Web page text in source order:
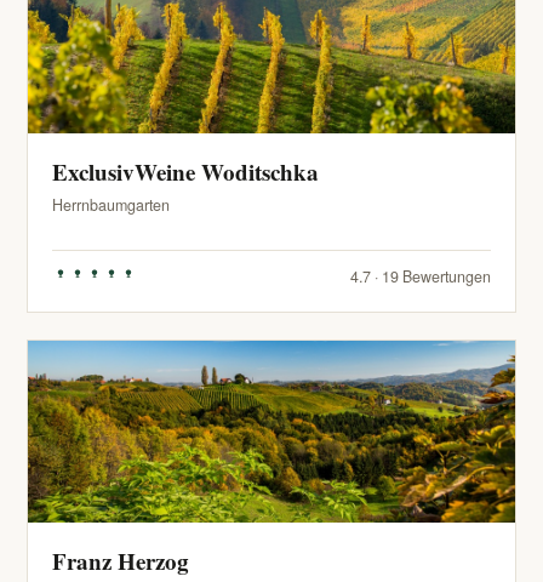
ExclusivWeine Woditschka
Herrnbaumgarten
4.7 · 19 Bewertungen
Franz Herzog